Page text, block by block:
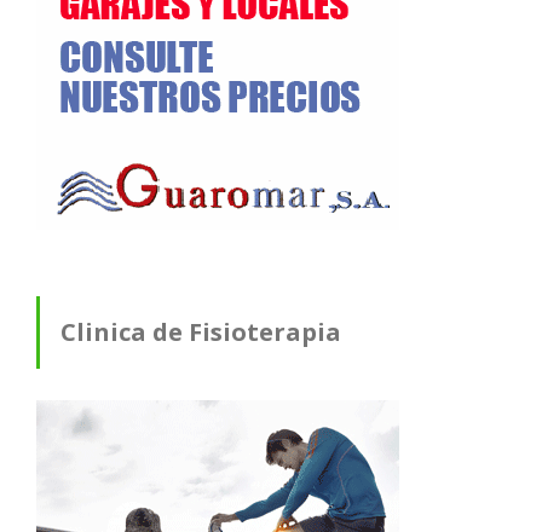
Clinica de Fisioterapia